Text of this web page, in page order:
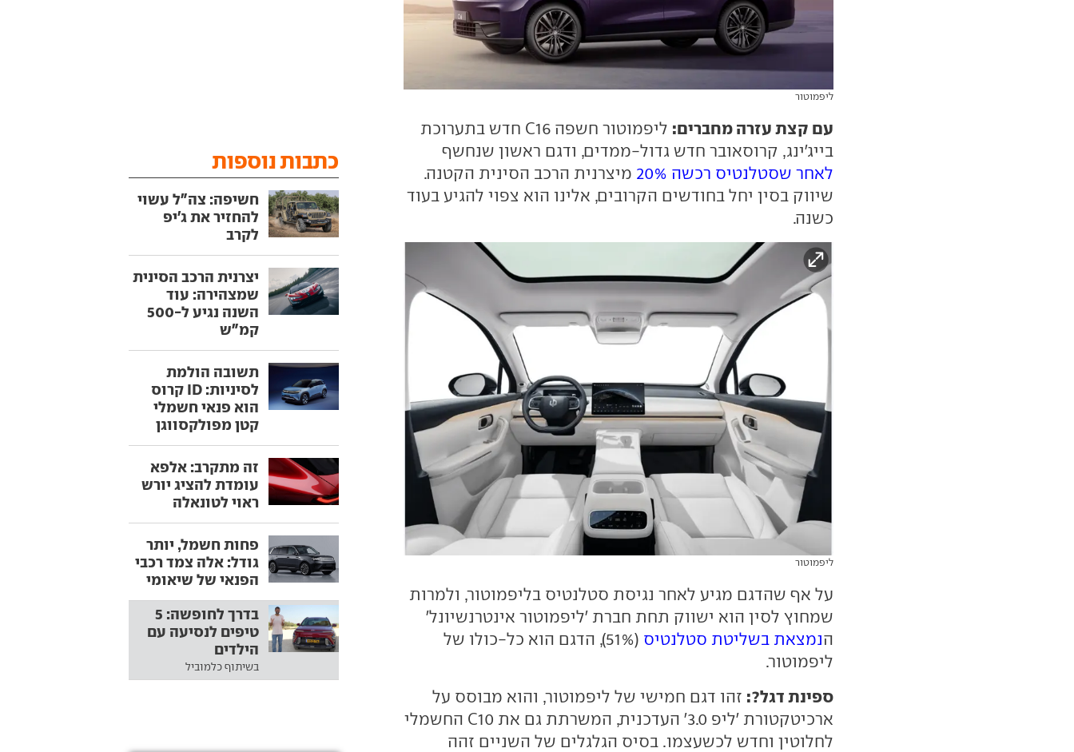
ליפמוטור
עם קצת עזרה מחברים:
ליפמוטור חשפה C16 חדש בתערוכת
בייג'ינג, קרוסאובר חדש גדול-ממדים, ודגם ראשון שנחשף
לאחר שסטלנטיס רכשה 20%
מיצרנית הרכב הסינית הקטנה.
שיווק בסין יחל בחודשים הקרובים, אלינו הוא צפוי להגיע בעוד
כשנה.
ליפמוטור
על אף שהדגם מגיע לאחר נגיסת סטלנטיס בליפמוטור, ולמרות
שמחוץ לסין הוא ישווק תחת חברת 'ליפמוטור אינטרנשיונל'
הנמצאת בשליטת סטלנטיס
(51%), הדגם הוא כל-כולו של
ליפמוטור.
ספינת דגל?: זהו דגם חמישי של ליפמוטור, והוא מבוסס על
ארכיטקטורת 'ליפ 3.0' העדכנית, המשרתת גם את C10 החשמלי
לחלוטין וחדש לכשעצמו. בסיס הגלגלים של השניים זהה
כתבות נוספות
חשיפה: צה"ל עשוי
להחזיר את ג'יפ
לקרב
יצרנית הרכב הסינית
שמצהירה: עוד
השנה נגיע ל-500
קמ"ש
תשובה הולמת
לסיניות: ID קרוס
הוא פנאי חשמלי
קטן מפולקסווגן
זה מתקרב: אלפא
עומדת להציג יורש
ראוי לטונאלה
פחות חשמל, יותר
גודל: אלה צמד רכבי
הפנאי של שיאומי
בדרך לחופשה: 5
טיפים לנסיעה עם
הילדים
בשיתוף כלמוביל